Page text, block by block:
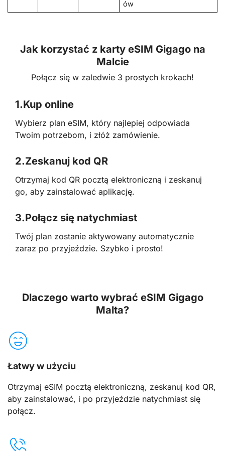
ów
Jak korzystać z karty eSIM Gigago na
Malcie
Połącz się w zaledwie 3 prostych krokach!
1.Kup online
Wybierz plan eSIM, który najlepiej odpowiada
Twoim potrzebom, i złóż zamówienie.
2.Zeskanuj kod QR
Otrzymaj kod QR pocztą elektroniczną i zeskanuj
go, aby zainstalować aplikację.
3.Połącz się natychmiast
Twój plan zostanie aktywowany automatycznie
zaraz po przyjeździe. Szybko i prosto!
Dlaczego warto wybrać eSIM Gigago
Malta?
Łatwy w użyciu
Otrzymaj eSIM pocztą elektroniczną, zeskanuj kod QR,
aby zainstalować, i po przyjeździe natychmiast się
połącz.